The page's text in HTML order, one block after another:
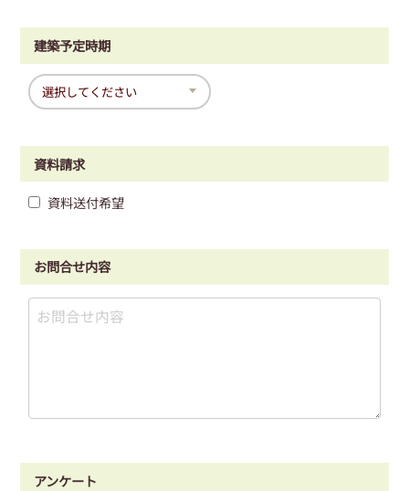
建築予定時期
資料請求
資料送付希望
お問合せ内容
アンケート